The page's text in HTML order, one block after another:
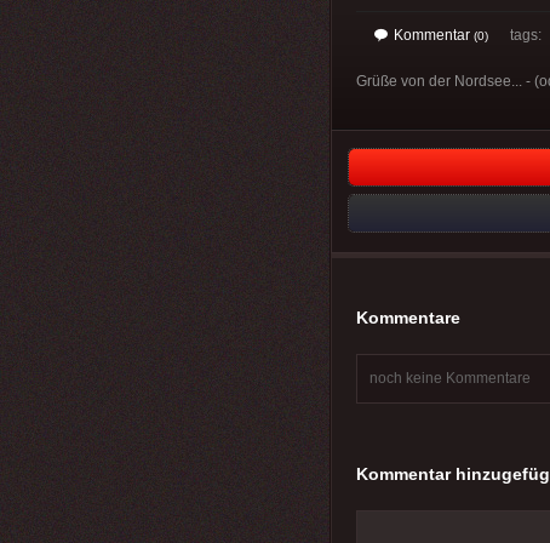
Kommentar (0) tags:
Grüße von der Nordsee... -
Kommentare
noch keine Kommentare
Kommentar